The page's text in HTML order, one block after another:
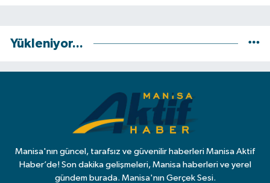
Yükleniyor...
Manisa'nın güncel, tarafsız ve güvenilir haberleri Manisa Aktif
Haber’de! Son dakika gelişmeleri, Manisa haberleri ve yerel
gündem burada. Manisa'nın Gerçek Sesi.